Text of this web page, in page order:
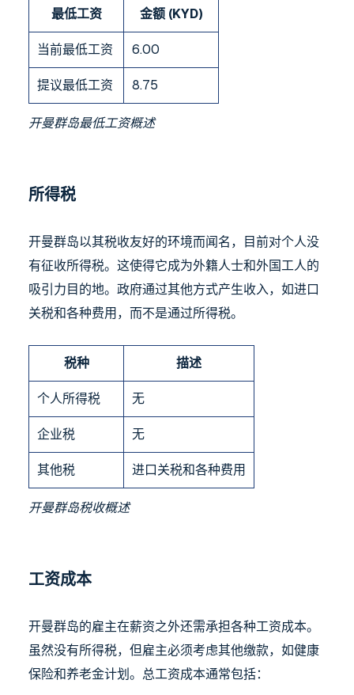
最低工资 金额 (KYD)
当前最低工资 6.00
提议最低工资 8.75
开曼群岛最低工资概述
所得税
开曼群岛以其税收友好的环境而闻名，目前对个人没
有征收所得税。这使得它成为外籍人士和外国工人的
吸引力目的地。政府通过其他方式产生收入，如进口
关税和各种费用，而不是通过所得税。
税种 描述
个人所得税 无
企业税 无
其他税 进口关税和各种费用
开曼群岛税收概述
工资成本
开曼群岛的雇主在薪资之外还需承担各种工资成本。
虽然没有所得税，但雇主必须考虑其他缴款，如健康
保险和养老金计划。总工资成本通常包括：